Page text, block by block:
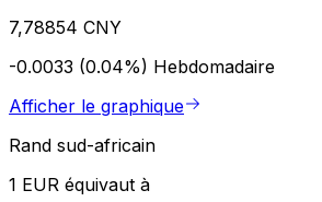
7,78854 CNY
-0.0033 (0.04%) Hebdomadaire
Afficher le graphique
Rand sud-africain
1 EUR équivaut à